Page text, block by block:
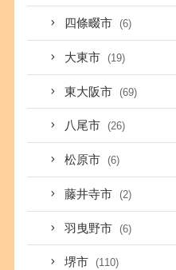
四條畷市 (6)
大東市 (19)
東大阪市 (69)
八尾市 (26)
松原市 (6)
藤井寺市 (2)
羽曳野市 (6)
堺市 (110)